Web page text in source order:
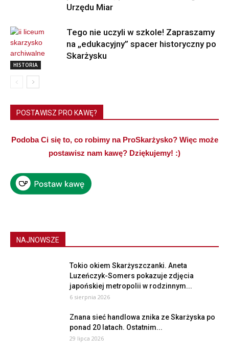
Urzędu Miar
HISTORIA
Tego nie uczyli w szkole! Zapraszamy
na „edukacyjny” spacer historyczny po
Skarżysku
POSTAWISZ PRO KAWĘ?
Podoba Ci się to, co robimy na ProSkarżysko? Więc może
postawisz nam kawę? Dziękujemy! :)
NAJNOWSZE
Tokio okiem Skarżyszczanki. Aneta
Luzeńczyk-Somers pokazuje zdjęcia
japońskiej metropolii w rodzinnym...
6 sierpnia 2026
Znana sieć handlowa znika ze Skarżyska po
ponad 20 latach. Ostatnim...
29 lipca 2026